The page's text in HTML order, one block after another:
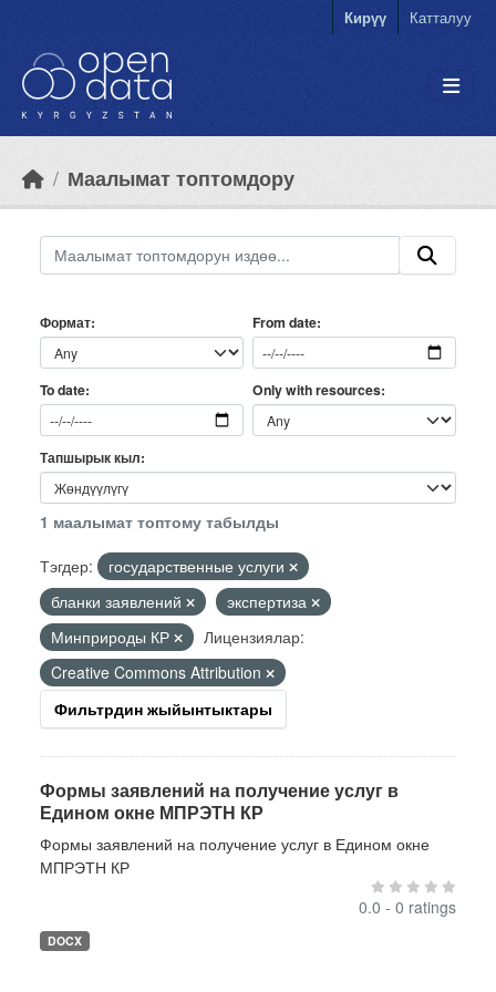
Кирүү Катталуу
Маалымат топтомдору
Формат From date
To date Only with resources
Тапшырык кыл
1 маалымат топтому табылды
Тэгдер:
государственные услуги
бланки заявлений
экспертиза
Минприроды КР
Лицензиялар:
Creative Commons Attribution
Фильтрдин жыйынтыктары
Формы заявлений на получение услуг в
Едином окне МПРЭТН КР
Формы заявлений на получение услуг в Едином окне
МПРЭТН КР
0.0 - 0 ratings
DOCX